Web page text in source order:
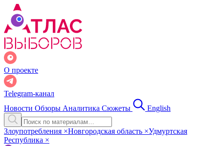
О проекте
Telegram-канал
Новости Обзоры Аналитика Сюжеты English
Злоупотребления ×Новгородская область ×Удмуртская
Республика ×